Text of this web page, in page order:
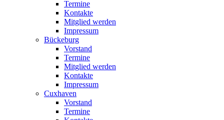
Termine
Kontakte
Mitglied werden
Impressum
Bückeburg
Vorstand
Termine
Mitglied werden
Kontakte
Impressum
Cuxhaven
Vorstand
Termine